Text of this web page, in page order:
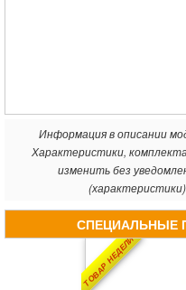
Информация в описании
Характеристики,
изменить без
СПЕЦИАЛЬНЫЕ
ТОВАР НЕДЕЛИ